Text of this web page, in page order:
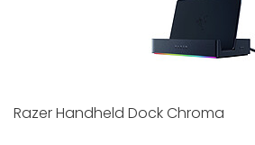
Razer Handheld Dock Chroma